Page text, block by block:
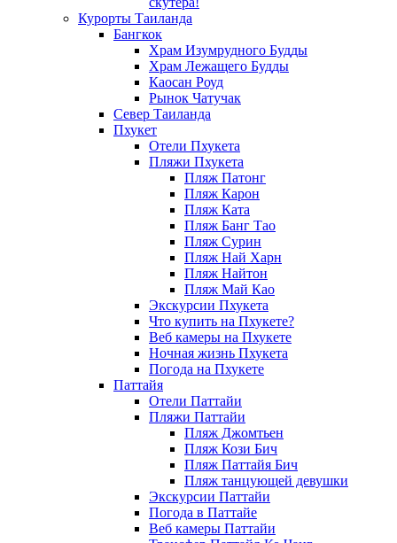
Курорты Таиланда
Бангкок
Храм Изумрудного Будды
Храм Лежащего Будды
Каосан Роуд
Рынок Чатучак
Север Таиланда
Пхукет
Отели Пхукета
Пляжи Пхукета
Пляж Патонг
Пляж Карон
Пляж Ката
Пляж Банг Тао
Пляж Сурин
Пляж Най Харн
Пляж Найтон
Пляж Май Као
Экскурсии Пхукета
Что купить на Пхукете?
Веб камеры на Пхукете
Ночная жизнь Пхукета
Погода на Пхукете
Паттайя
Отели Паттайи
Пляжи Паттайи
Пляж Джомтьен
Пляж Кози Бич
Пляж Паттайя Бич
Пляж танцующей девушки
Экскурсии Паттайи
Погода в Паттайе
Веб камеры Паттайи